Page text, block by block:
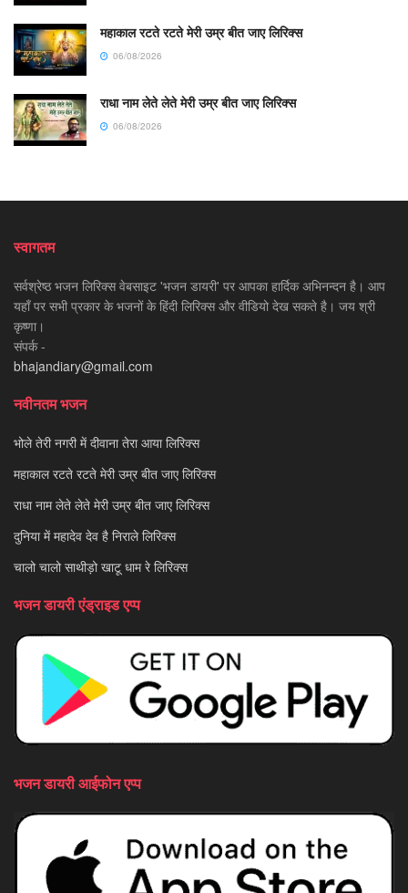
महाकाल रटते रटते मेरी उम्र बीत जाए लिरिक्स
06/08/2026
राधा नाम लेते लेते मेरी उम्र बीत जाए लिरिक्स
06/08/2026
स्वागतम
सर्वश्रेष्ठ भजन लिरिक्स वेबसाइट 'भजन डायरी' पर आपका हार्दिक अभिनन्दन है। आप
यहाँ पर सभी प्रकार के भजनों के हिंदी लिरिक्स और वीडियो देख सकते है। जय श्री
कृष्णा।
संपर्क -
bhajandiary@gmail.com
नवीनतम भजन
भोले तेरी नगरी में दीवाना तेरा आया लिरिक्स
महाकाल रटते रटते मेरी उम्र बीत जाए लिरिक्स
राधा नाम लेते लेते मेरी उम्र बीत जाए लिरिक्स
दुनिया में महादेव देव है निराले लिरिक्स
चालो चालो साथीड़ो खाटू धाम रे लिरिक्स
भजन डायरी एंड्राइड एप्प
भजन डायरी आईफोन एप्प